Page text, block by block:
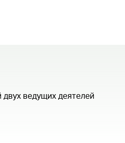
ведущих деятелей